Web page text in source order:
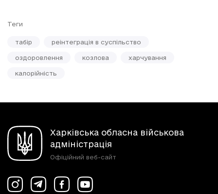
Теги
табір реінтеграція в суспільство
оздоровлення козлова харчування
калорійність
Харківська обласна військова
адміністрація
Офіційний веб-сайт